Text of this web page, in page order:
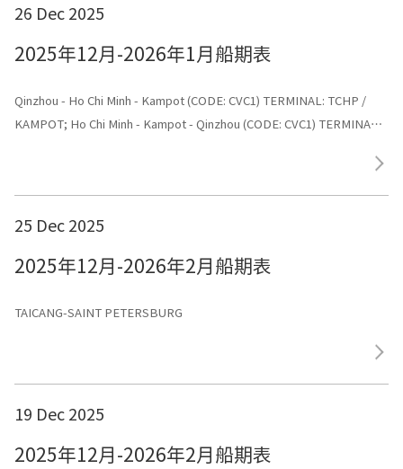
26 Dec 2025
2025年12月-2026年1月船期表
Qinzhou - Ho Chi Minh - Kampot (CODE: CVC1) TERMINAL: TCHP /
KAMPOT; Ho Chi Minh - Kampot - Qinzhou (CODE: CVC1) TERMINAL:
25 Dec 2025
2025年12月-2026年2月船期表
TAICANG-SAINT PETERSBURG
19 Dec 2025
2025年12月-2026年2月船期表